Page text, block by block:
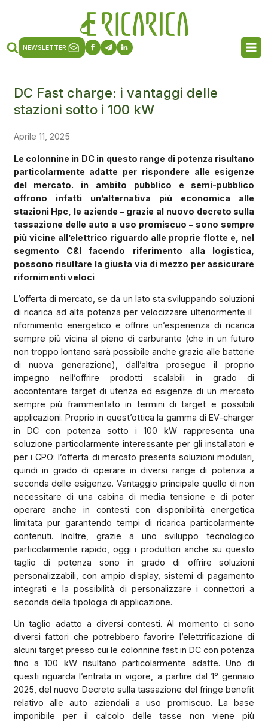
NEWSLETTER
DC Fast charge: i vantaggi delle
stazioni sotto i 100 kW
Aprile 11, 2025
Le colonnine in DC in questo range di potenza risultano
particolarmente adatte per rispondere alle esigenze
del mercato. in ambito pubblico e semi-pubblico
offrono infatti un’alternativa più economica alle
stazioni Hpc, le aziende – grazie al nuovo decreto sulla
tassazione delle auto a uso promiscuo – sono sempre
più vicine all’elettrico riguardo alle proprie flotte e, nel
segmento C&I facendo riferimento alla logistica,
possono risultare la giusta via di mezzo per assicurare
rifornimenti veloci
L’offerta di mercato, se da un lato sta sviluppando soluzioni
di ricarica ad alta potenza per velocizzare ulteriormente il
rifornimento energetico e offrire un’esperienza di ricarica
sempre più vicina al pieno di carburante (che in un futuro
non troppo lontano sarà possibile anche grazie alle batterie
di nuova generazione), dall’altra prosegue il proprio
impegno nell’offrire prodotti scalabili in grado di
accontentare target di utenza ed esigenze di un mercato
sempre più frammentato in termini di target e possibili
applicazioni. Proprio in quest’ottica la gamma di EV-charger
in DC con potenza sotto i 100 kW rappresenta una
soluzione particolarmente interessante per gli installatori e
per i CPO: l’offerta di mercato presenta soluzioni modulari,
quindi in grado di operare in diversi range di potenza a
seconda delle esigenze. Vantaggio principale quello di non
necessitare di una cabina di media tensione e di poter
operare anche in contesti con disponibilità energetica
limitata pur garantendo tempi di ricarica particolarmente
contenuti. Inoltre, grazie a uno sviluppo tecnologico
particolarmente rapido, oggi i produttori anche su questo
taglio di potenza sono in grado di offrire soluzioni
personalizzabili, con ampio display, sistemi di pagamento
integrati e la possibilità di personalizzare i connettori a
seconda della tipologia di applicazione.
Un taglio adatto a diversi contesti. Al momento ci sono
diversi fattori che potrebbero favorire l’elettrificazione di
alcuni target presso cui le colonnine fast in DC con potenza
fino a 100 kW risultano particolarmente adatte. Uno di
questi riguarda l’entrata in vigore, a partire dal 1° gennaio
2025, del nuovo Decreto sulla tassazione del fringe benefit
relativo alle auto aziendali a uso promiscuo. La base
imponibile per il calcolo delle tasse non viene più